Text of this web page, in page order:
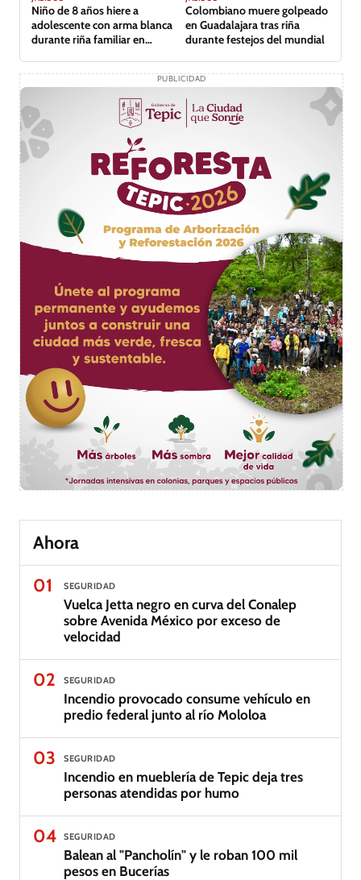
Niño de 8 años hiere a
adolescente con arma blanca
durante riña familiar en
Colombiano muere golpeado
en Guadalajara tras riña
durante festejos del mundial
PUBLICIDAD
Ahora
01
SEGURIDAD
Vuelca Jetta negro en curva del Conalep
sobre Avenida México por exceso de
velocidad
02 SEGURIDAD
Incendio provocado consume vehículo en
predio federal junto al río Mololoa
03 SEGURIDAD
Incendio en mueblería de Tepic deja tres
personas atendidas por humo
04 SEGURIDAD
Balean al "Pancholín" y le roban 100 mil
pesos en Bucerías